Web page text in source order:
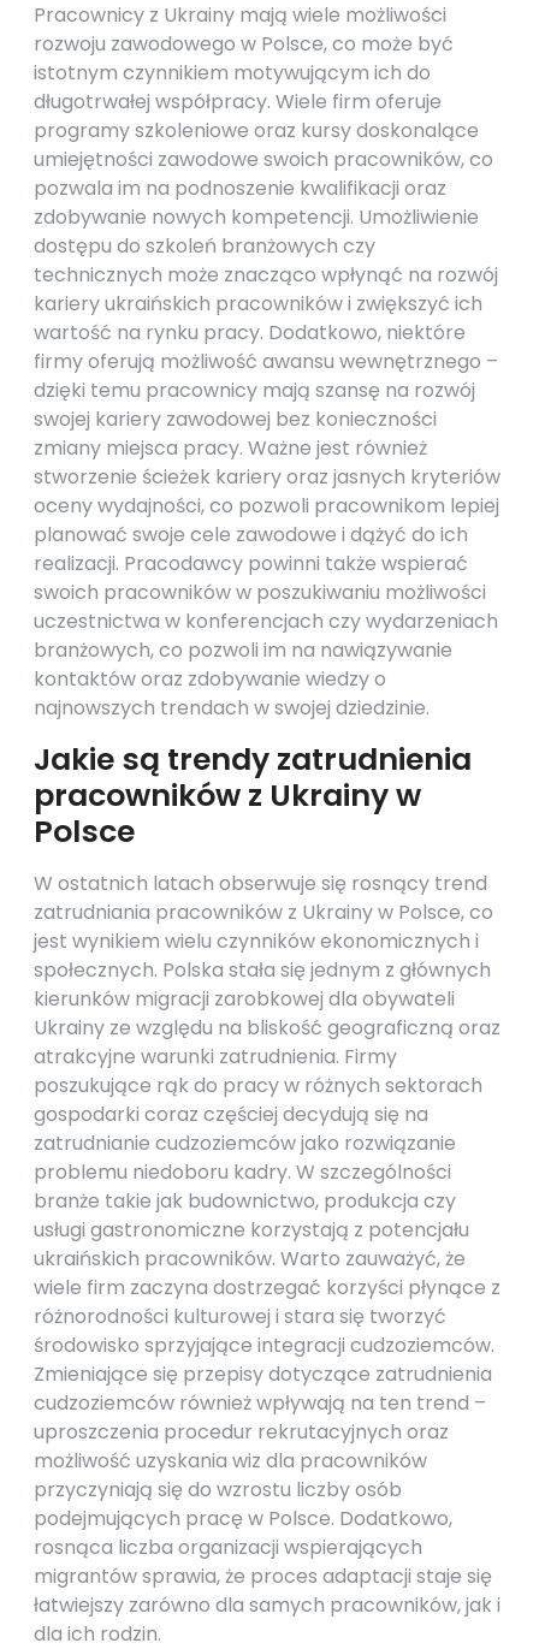
Pracownicy z Ukrainy mają wiele możliwości
rozwoju zawodowego w Polsce, co może być
istotnym czynnikiem motywującym ich do
długotrwałej współpracy. Wiele firm oferuje
programy szkoleniowe oraz kursy doskonalące
umiejętności zawodowe swoich pracowników, co
pozwala im na podnoszenie kwalifikacji oraz
zdobywanie nowych kompetencji. Umożliwienie
dostępu do szkoleń branżowych czy
technicznych może znacząco wpłynąć na rozwój
kariery ukraińskich pracowników i zwiększyć ich
wartość na rynku pracy. Dodatkowo, niektóre
firmy oferują możliwość awansu wewnętrznego –
dzięki temu pracownicy mają szansę na rozwój
swojej kariery zawodowej bez konieczności
zmiany miejsca pracy. Ważne jest również
stworzenie ścieżek kariery oraz jasnych kryteriów
oceny wydajności, co pozwoli pracownikom lepiej
planować swoje cele zawodowe i dążyć do ich
realizacji. Pracodawcy powinni także wspierać
swoich pracowników w poszukiwaniu możliwości
uczestnictwa w konferencjach czy wydarzeniach
branżowych, co pozwoli im na nawiązywanie
kontaktów oraz zdobywanie wiedzy o
najnowszych trendach w swojej dziedzinie.
Jakie są trendy zatrudnienia
pracowników z Ukrainy w
Polsce
W ostatnich latach obserwuje się rosnący trend
zatrudniania pracowników z Ukrainy w Polsce, co
jest wynikiem wielu czynników ekonomicznych i
społecznych. Polska stała się jednym z głównych
kierunków migracji zarobkowej dla obywateli
Ukrainy ze względu na bliskość geograficzną oraz
atrakcyjne warunki zatrudnienia. Firmy
poszukujące rąk do pracy w różnych sektorach
gospodarki coraz częściej decydują się na
zatrudnianie cudzoziemców jako rozwiązanie
problemu niedoboru kadry. W szczególności
branże takie jak budownictwo, produkcja czy
usługi gastronomiczne korzystają z potencjału
ukraińskich pracowników. Warto zauważyć, że
wiele firm zaczyna dostrzegać korzyści płynące z
różnorodności kulturowej i stara się tworzyć
środowisko sprzyjające integracji cudzoziemców.
Zmieniające się przepisy dotyczące zatrudnienia
cudzoziemców również wpływają na ten trend –
uproszczenia procedur rekrutacyjnych oraz
możliwość uzyskania wiz dla pracowników
przyczyniają się do wzrostu liczby osób
podejmujących pracę w Polsce. Dodatkowo,
rosnąca liczba organizacji wspierających
migrantów sprawia, że proces adaptacji staje się
łatwiejszy zarówno dla samych pracowników, jak i
dla ich rodzin.